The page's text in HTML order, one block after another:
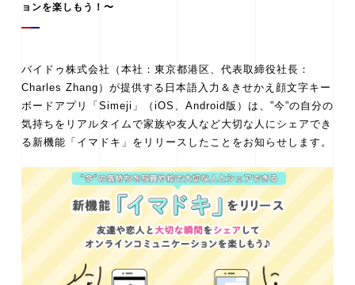
ョンを楽しもう！〜
バイドゥ株式会社（本社：東京都港区、代表取締役社長：
Charles Zhang）が提供する日本語入力＆きせかえ顔文字キー
ボードアプリ「Simeji」（iOS、Android版）は、”今”の自分の
気持ちをリアルタイムで家族や友人など大切な人にシェアでき
る新機能「イマドキ」をリリースしたことをお知らせします。